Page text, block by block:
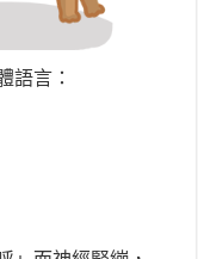
語言：